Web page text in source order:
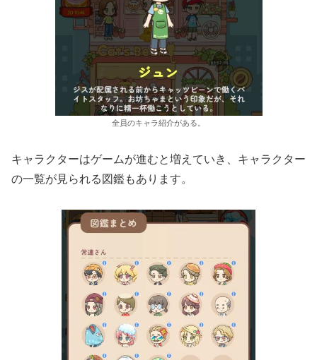
全員のキャラ紹介がある。
キャラクターはゲームが進むと増えていき、キャラクター
の一覧が見られる図鑑もあります。